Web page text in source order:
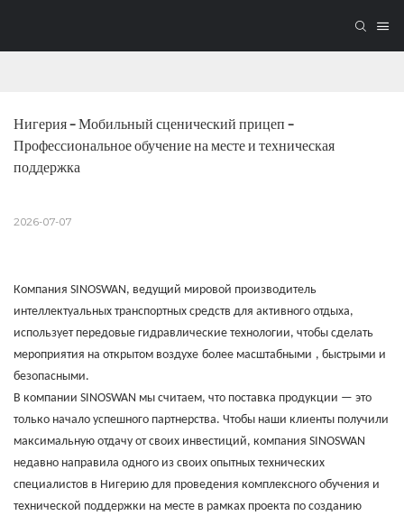
Нигерия – Мобильный сценический прицеп –
Профессиональное обучение на месте и техническая
поддержка
2026-07-07
Компания SINOSWAN, ведущий мировой производитель
интеллектуальных транспортных средств для активного отдыха,
использует передовые гидравлические технологии, чтобы сделать
мероприятия на открытом воздухе более масштабными , быстрыми и
безопасными.
В компании SINOSWAN мы считаем, что поставка продукции — это
только начало успешного партнерства. Чтобы наши клиенты получили
максимальную отдачу от своих инвестиций, компания SINOSWAN
недавно направила одного из своих опытных технических
специалистов в Нигерию для проведения комплексного обучения и
технической поддержки на месте в рамках проекта по созданию